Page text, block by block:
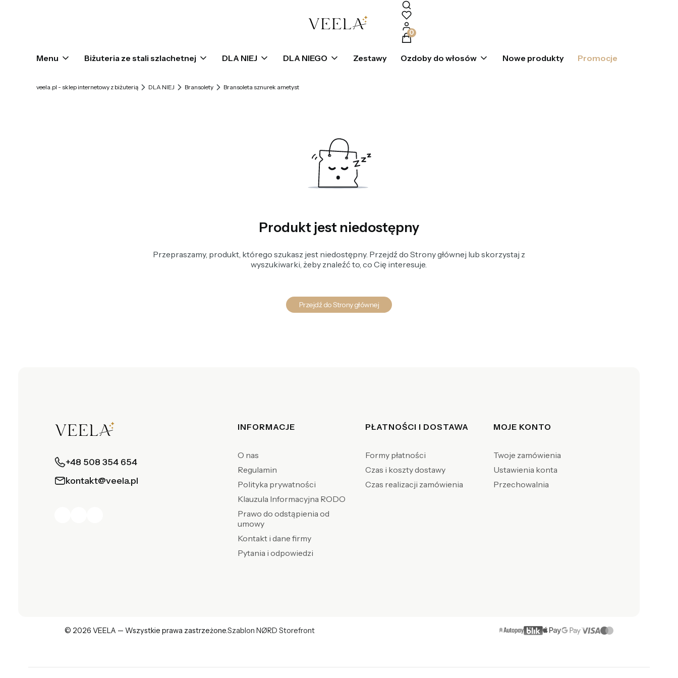
Produkty w koszyku: 0. Zobacz szczegóły
Menu Biżuteria ze stali szlachetnej DLA NIEJ DLA NIEGO Zestawy Ozdoby do włosów Nowe produkty Promocje
veela.pl - sklep internetowy z biżuterią DLA NIEJ Bransolety Bransoleta sznurek ametyst
Produkt jest niedostępny
Przepraszamy, produkt, którego szukasz jest niedostępny. Przejdź do Strony głównej lub skorzystaj z
wyszukiwarki, żeby znaleźć to, co Cię interesuje.
Przejdź do Strony głównej
+48 508 354 654
kontakt@veela.pl
Linki w stopce
INFORMACJE
O nas
Regulamin
Polityka prywatności
Klauzula Informacyjna RODO
Prawo do odstąpienia od
umowy
Kontakt i dane firmy
Pytania i odpowiedzi
PŁATNOŚCI I DOSTAWA
Formy płatności
Czas i koszty dostawy
Czas realizacji zamówienia
MOJE KONTO
Twoje zamówienia
Ustawienia konta
Przechowalnia
© 2026 VEELA — Wszystkie prawa zastrzeżone.Szablon NØRD Storefront